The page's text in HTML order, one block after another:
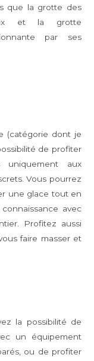
que la grotte des
et la grotte
par ses
(catégorie dont je
de profiter
uniquement aux
Vous pourrez
une glace tout en
avec
Profitez aussi
faire masser et
la possibilité de
un équipement
ou de profiter